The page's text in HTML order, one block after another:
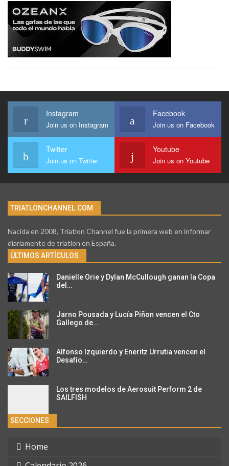
Instagram
Join us on Instagram
Facebook
Join us on Facebook
Twitter
Join us on Twitter
Youtube
Join us on Youtube
TRIATLONCHANNEL.COM
Nacida en 2008, Triatlon Channel fue la primera web en informar
diariamente de triatlon en España.
ÚLTIMOS ARTÍCULOS
Danielle Orie y Dylan McCullough ganan la Copa
del…
Jarno Pousada y Lucía Piñon vencen el Cto
Gallego de…
Alfonso Izquierdo y Eneritz Urrutia vencen el
Desafío…
Los tres modelos de Aerosuit Perform 2 de
SAILFISH
SECCIONES
Home